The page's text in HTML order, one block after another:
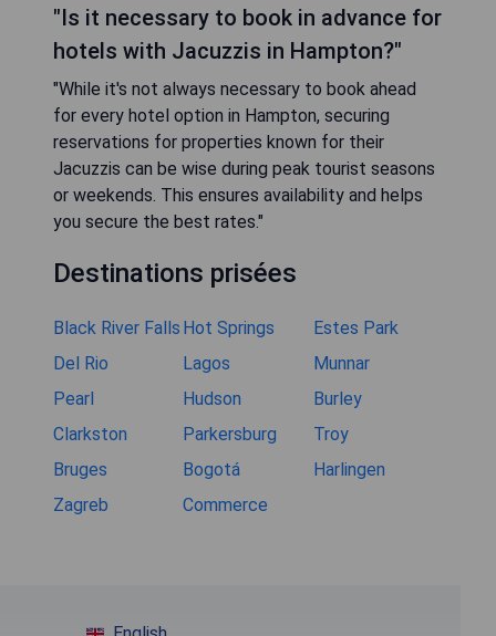
"Is it necessary to book in advance for
hotels with Jacuzzis in Hampton?"
"While it's not always necessary to book ahead
for every hotel option in Hampton, securing
reservations for properties known for their
Jacuzzis can be wise during peak tourist seasons
or weekends. This ensures availability and helps
you secure the best rates."
Destinations prisées
Black River Falls Hot Springs
Estes Park
Del Rio
Lagos
Munnar
Pearl
Hudson
Burley
Clarkston
Parkersburg
Troy
Bruges
Bogotá
Harlingen
Zagreb
Commerce